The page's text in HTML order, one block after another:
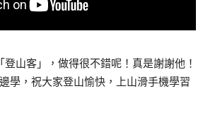
山客」，做得很不錯呢！真是謝謝他！
學，祝大家登山愉快，上山滑手機學習